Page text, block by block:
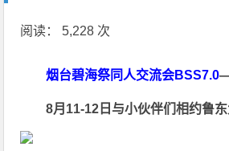
阅读： 5,228 次
烟台碧海祭同人交流会BSS7.0
8月11-12日与小伙伴们相约鲁东